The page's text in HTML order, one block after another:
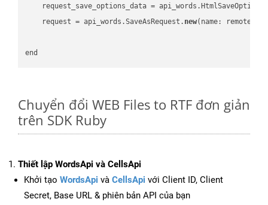
request_save_options_data =
    request = api_words.SaveAsRequest.
new(name:
Chuyển đổi WEB Files to RTF đơn giản
trên SDK Ruby
Thiết lập WordsApi và CellsApi
Khởi tạo WordsApi và CellsApi với Client ID, Client
Secret, Base URL & phiên bản API của bạn